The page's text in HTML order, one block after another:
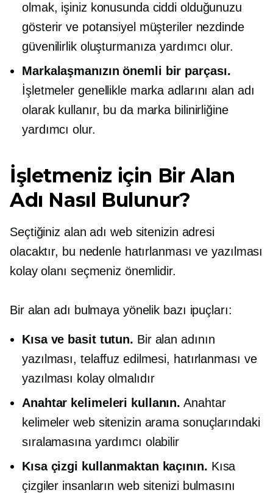
olmak, işiniz konusunda ciddi olduğunuzu
gösterir ve potansiyel müşteriler nezdinde
güvenilirlik oluşturmanıza yardımcı olur.
Markalaşmanızın önemli bir parçası.
İşletmeler genellikle marka adlarını alan adı
olarak kullanır, bu da marka bilinirliğine
yardımcı olur.
İşletmeniz için Bir Alan
Adı Nasıl Bulunur?
Seçtiğiniz alan adı web sitenizin adresi
olacaktır, bu nedenle hatırlanması ve yazılması
kolay olanı seçmeniz önemlidir.
Bir alan adı bulmaya yönelik bazı ipuçları:
Kısa ve basit tutun. Bir alan adının
yazılması, telaffuz edilmesi, hatırlanması ve
yazılması kolay olmalıdır
Anahtar kelimeleri kullanın. Anahtar
kelimeler web sitenizin arama sonuçlarındaki
sıralamasına yardımcı olabilir
Kısa çizgi kullanmaktan kaçının. Kısa
çizgiler insanların web sitenizi bulmasını